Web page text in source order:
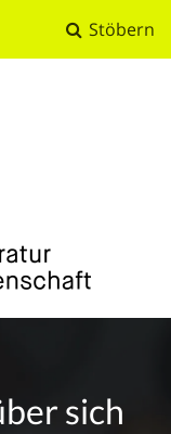
Stöbern
sich